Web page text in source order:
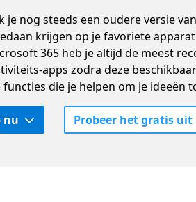
je nog steeds een oudere versie
krijgen op je favoriete
365 heb je altijd de meest
apps zodra deze
functies die je helpen om je ideeën
nu Probeer het gratis uit